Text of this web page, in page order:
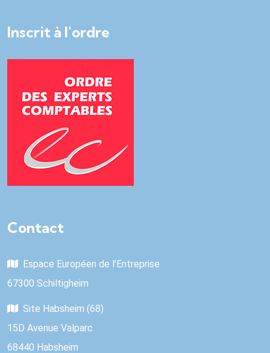
Inscrit à l'ordre
Contact
Espace Européen de l’Entreprise
67300 Schiltigheim
Site Habsheim (68)
15D Avenue Valparc
68440 Habsheim